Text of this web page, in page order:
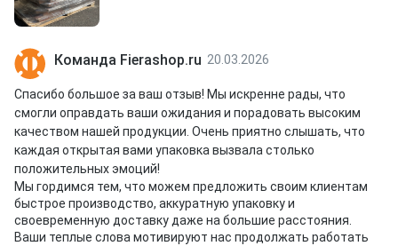
Команда Fierashop.ru 20.03.2026
Спасибо большое за ваш отзыв! Мы искренне рады, что
смогли оправдать ваши ожидания и порадовать высоким
качеством нашей продукции. Очень приятно слышать, что
каждая открытая вами упаковка вызвала столько
положительных эмоций!
Мы гордимся тем, что можем предложить своим клиентам
быстрое производство, аккуратную упаковку и
своевременную доставку даже на большие расстояния.
Ваши теплые слова мотивируют нас продолжать работать